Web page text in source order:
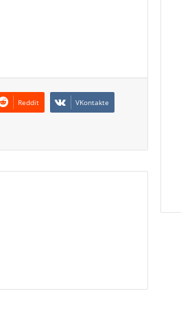
Reddit VKontakte